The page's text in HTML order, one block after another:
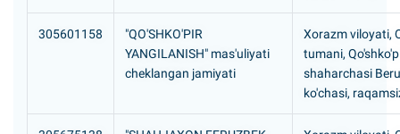
305601158
"QO'SHKO'PIR
YANGILANISH" mas'uliyati
cheklangan jamiyati
Xorazm viloyati,
tumani,
shaharchasi
ko'chasi,